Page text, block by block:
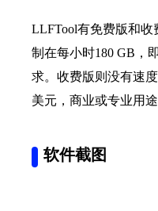
LLFTool有免费版和
制在每小时180 GB，
求。收费版则没有速
美元，商业或专业用
软件截图